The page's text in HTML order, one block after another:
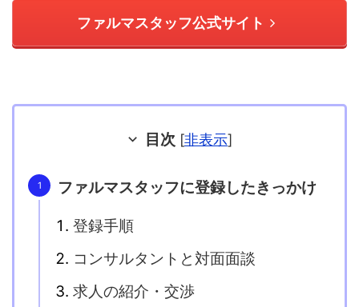
ファルマスタッフ公式サイト
目次 [非表示]
ファルマスタッフに登録したきっかけ
登録手順
コンサルタントと対面面談
求人の紹介・交渉